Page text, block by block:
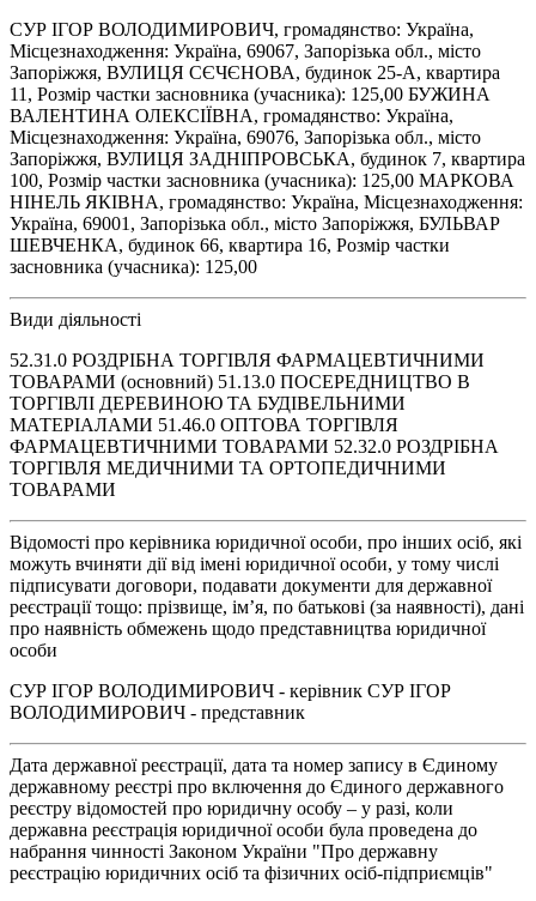
СУР ІГОР ВОЛОДИМИРОВИЧ, громадянство: Україна,
Місцезнаходження: Україна, 69067, Запорізька обл., місто
Запоріжжя, ВУЛИЦЯ СЄЧЄНОВА, будинок 25-А, квартира
11, Розмір частки засновника (учасника): 125,00 БУЖИНА
ВАЛЕНТИНА ОЛЕКСІЇВНА, громадянство: Україна,
Місцезнаходження: Україна, 69076, Запорізька обл., місто
Запоріжжя, ВУЛИЦЯ ЗАДНІПРОВСЬКА, будинок 7, квартира
100, Розмір частки засновника (учасника): 125,00 МАРКОВА
НІНЕЛЬ ЯКІВНА, громадянство: Україна, Місцезнаходження:
Україна, 69001, Запорізька обл., місто Запоріжжя, БУЛЬВАР
ШЕВЧЕНКА, будинок 66, квартира 16, Розмір частки
засновника (учасника): 125,00
Види діяльності
52.31.0 РОЗДРІБНА ТОРГІВЛЯ ФАРМАЦЕВТИЧНИМИ
ТОВАРАМИ (основний) 51.13.0 ПОСЕРЕДНИЦТВО В
ТОРГІВЛІ ДЕРЕВИНОЮ ТА БУДІВЕЛЬНИМИ
МАТЕРІАЛАМИ 51.46.0 ОПТОВА ТОРГІВЛЯ
ФАРМАЦЕВТИЧНИМИ ТОВАРАМИ 52.32.0 РОЗДРІБНА
ТОРГІВЛЯ МЕДИЧНИМИ ТА ОРТОПЕДИЧНИМИ
ТОВАРАМИ
Відомості про керівника юридичної особи, про інших осіб, які
можуть вчиняти дії від імені юридичної особи, у тому числі
підписувати договори, подавати документи для державної
реєстрації тощо: прізвище, ім’я, по батькові (за наявності), дані
про наявність обмежень щодо представництва юридичної
особи
СУР ІГОР ВОЛОДИМИРОВИЧ - керівник СУР ІГОР
ВОЛОДИМИРОВИЧ - представник
Дата державної реєстрації, дата та номер запису в Єдиному
державному реєстрі про включення до Єдиного державного
реєстру відомостей про юридичну особу – у разі, коли
державна реєстрація юридичної особи була проведена до
набрання чинності Законом України "Про державну
реєстрацію юридичних осіб та фізичних осіб-підприємців"